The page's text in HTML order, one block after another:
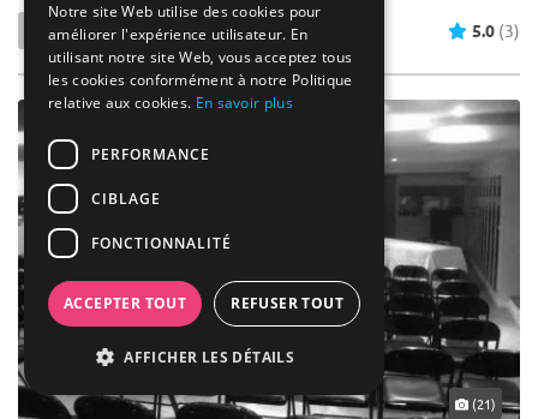
5.0 (3)
(21)
Notre site Web utilise des cookies pour
améliorer l'expérience utilisateur. En
utilisant notre site Web, vous acceptez tous
les cookies conformément à notre Politique
relative aux cookies. En savoir plus
PERFORMANCE
CIBLAGE
FONCTIONNALITÉ
ACCEPTER TOUT REFUSER TOUT
AFFICHER LES DÉTAILS